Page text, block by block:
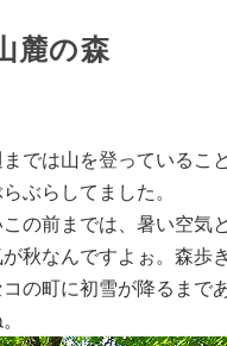
麓の森
までは山を登っているこ
ぶらしてました。
の前までは、暑い空気
が秋なんですよぉ。森歩
コの町に初雪が降るまで